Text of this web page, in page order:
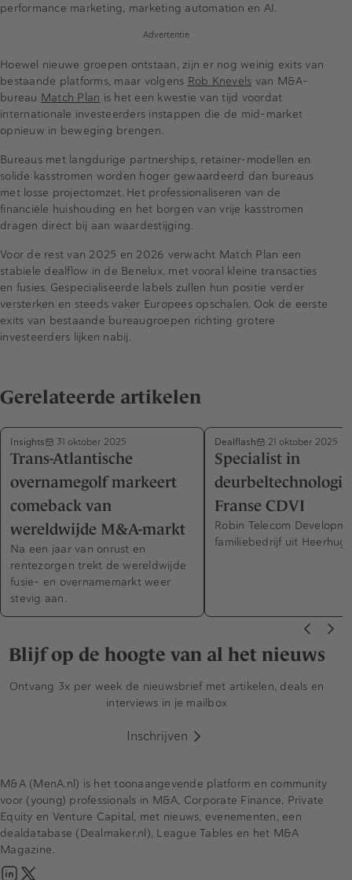
performance marketing, marketing automation en AI.
Advertentie
Hoewel nieuwe groepen ontstaan, zijn er nog weinig exits van
bestaande platforms, maar volgens Rob Knevels van M&A-
bureau Match Plan is het een kwestie van tijd voordat
internationale investeerders instappen die de mid-market
opnieuw in beweging brengen.
Bureaus met langdurige partnerships, retainer-modellen en
solide kasstromen worden hoger gewaardeerd dan bureaus
met losse projectomzet. Het professionaliseren van de
financiële huishouding en het borgen van vrije kasstromen
dragen direct bij aan waardestijging.
Voor de rest van 2025 en 2026 verwacht Match Plan een
stabiele dealflow in de Benelux, met vooral kleine transacties
en fusies. Gespecialiseerde labels zullen hun positie verder
versterken en steeds vaker Europees opschalen. Ook de eerste
exits van bestaande bureaugroepen richting grotere
investeerders lijken nabij.
Gerelateerde artikelen
Insights 31 oktober 2025
Trans-Atlantische
overnamegolf markeert
comeback van
wereldwijde M&A-markt
Na een jaar van onrust en
rentezorgen trekt de wereldwijde
fusie- en overnamemarkt weer
stevig aan.
Dealflash 21 oktober 2025
Specialist in
Franse CDVI
Robin Telecom
familiebedrijf uit
Blijf op de hoogte van al het nieuws
Ontvang 3x per week de nieuwsbrief met artikelen, deals en
interviews in je mailbox
Inschrijven
M&A (MenA.nl) is het toonaangevende platform en community
voor (young) professionals in M&A, Corporate Finance, Private
Equity en Venture Capital, met nieuws, evenementen, een
dealdatabase (Dealmaker.nl), League Tables en het M&A
Magazine.